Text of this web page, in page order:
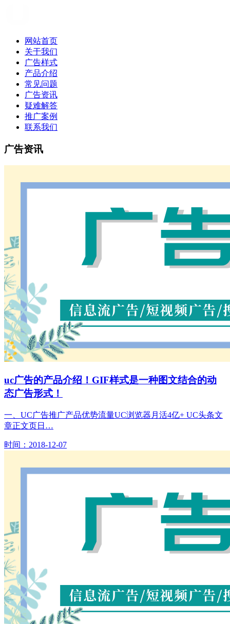
网站首页
关于我们
广告样式
产品介绍
常见问题
广告资讯
疑难解答
推广案例
联系我们
广告资讯
uc广告的产品介绍！GIF样式是一种图文结合的动
态广告形式！
一、UC广告推广产品优势流量UC浏览器月活4亿+ UC头条文
章正文页日…
时间：2018-12-07